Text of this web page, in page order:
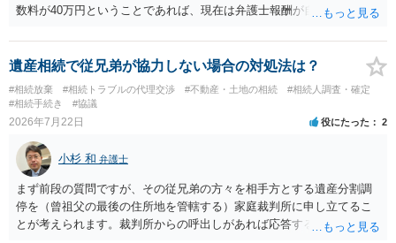
数料が40万円ということであれば、現在は弁護士報酬が自由化されて
です。 ただ、弁護士に払う手数料とは別に戸籍の用意に一定の実費が
かかることになりますので、その費用も支払うべきものとして頭に置
が、旦那様の収入や財産にもよりますが、法テラスに御連絡なさって
弁護士との相談を予約して受任してもらうのが一番安上がりでしょ
らい（希望者が多く予約できてもしばらく先になる）ようですので、
比較的短い熟慮期間のことを考えると、来週早々すぐにでも御連絡す
る方が良いでしょう。 もし法テラスが御利用になれない、あるいは時
間がない等であれば、相続を取扱分野としている弁護士を適宜探し
（WEB等で）、問い合わせてみることです。相続を扱う弁護士でも相
遺産相続で従兄弟が協力しない場合の対処法は？
#相続放棄 #相続トラブルの代理交渉 #不動産・土地の相続
#相続人調査・確定
#相続手続き
#協議
2026年7月22日 役にたった 2
小杉 和 弁護士
まず前段の質問ですが、その従兄弟の方々を相手方とする遺産分割調
停を（曾祖父の最後の住所地を管轄する）家庭裁判所に申し立てるこ
とが考えられます。裁判所からの呼出しがあれば応答する可能性がま